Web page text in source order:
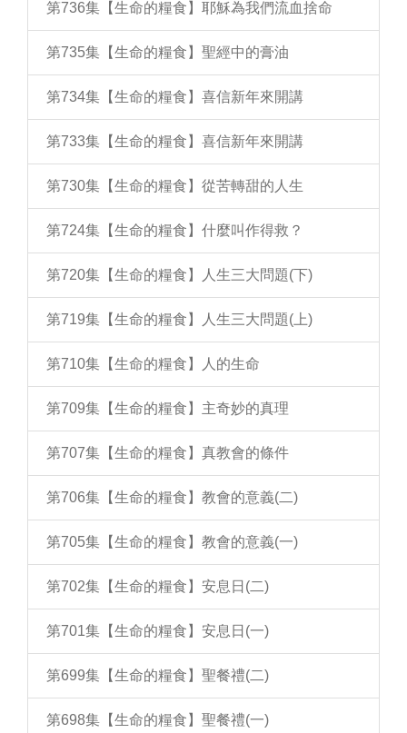
第736集【生命的糧食】耶穌為我們流血捨命
第735集【生命的糧食】聖經中的膏油
第734集【生命的糧食】喜信新年來開講
第733集【生命的糧食】喜信新年來開講
第730集【生命的糧食】從苦轉甜的人生
第724集【生命的糧食】什麼叫作得救？
第720集【生命的糧食】人生三大問題(下)
第719集【生命的糧食】人生三大問題(上)
第710集【生命的糧食】人的生命
第709集【生命的糧食】主奇妙的真理
第707集【生命的糧食】真教會的條件
第706集【生命的糧食】教會的意義(二)
第705集【生命的糧食】教會的意義(一)
第702集【生命的糧食】安息日(二)
第701集【生命的糧食】安息日(一)
第699集【生命的糧食】聖餐禮(二)
第698集【生命的糧食】聖餐禮(一)